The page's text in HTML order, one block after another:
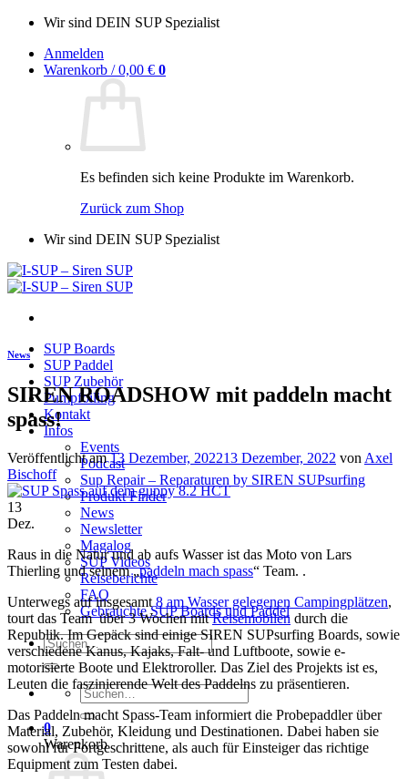
Zum
springen
Wir sind DEIN SUP Spezialist
Anmelden
Warenkorb /0,00 € 0
Es befinden sich keine Produkte im Warenkorb.
Zurück zum Shop
Wir sind DEIN SUP Spezialist
SUP Boards
SUP Paddel
SUP Zubehör
Pumpfoiling
Kontakt
Infos
Events
Podcast
Sup Repair – Reparaturen by SIREN SUPsurfing
Produkt Finder
News
Newsletter
Magalog
SUP Videos
Reiseberichte
FAQ
Gebrauchte SUP Boards und Paddel
Suchen
nach:
Suchen
nach:
0
Warenkorb
News
SIREN ROADSHOW mit paddeln macht
spass!
Veröffentlicht am13 Dezember, 202213 Dezember, 2022 von Axel
Bischoff
13
Dez.
Raus in die Natur und ab aufs Wasser ist das Moto von Lars
Thierling und seinem „paddeln mach spass“ Team. .
Unterwegs auf insgesamt 8 am Wasser gelegenen Campingplätzen,
tourt das Team über 3 Wochen mitReisemobilen durch die
Republik. Im Gepäck sind einige SIREN SUPsurfing Boards, sowie
verschiedene Kanus, Kajaks, Falt- und Luftboote, sowie e-
motorisierte Boote und Elektroroller. Das Ziel des Projekts ist es,
Leuten die faszinierende Welt des Paddelns zu präsentieren.
Das Paddeln macht Spass-Team informiert die Probepaddler über
Material, Zubehör, Kleidung und Destinationen. Dabei haben sie
sowohl für Fortgeschrittene, als auch für Einsteiger das richtige
Equipment zum Testen dabei.